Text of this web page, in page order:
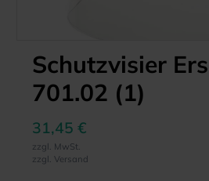
Schutzvisier
701.02 (1)
31,45 €
zzgl. MwSt.
zzgl. Versand